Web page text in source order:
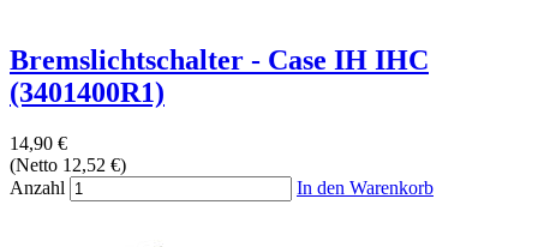
Bremslichtschalter - Case IH IHC
(3401400R1)
14,90 €
(Netto 12,52 €)
Anzahl
In den Warenkorb